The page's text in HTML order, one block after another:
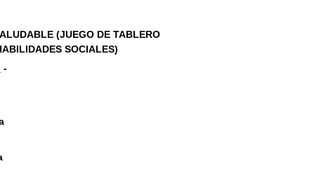
(JUEGO DE TABLERO
SOCIALES)
-